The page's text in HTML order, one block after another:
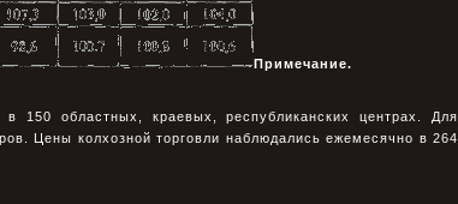
Примечание.
в 150 областных, краевых, республиканских центрах. Для
Цены колхозной торговли наблюдались ежемесячно в 264